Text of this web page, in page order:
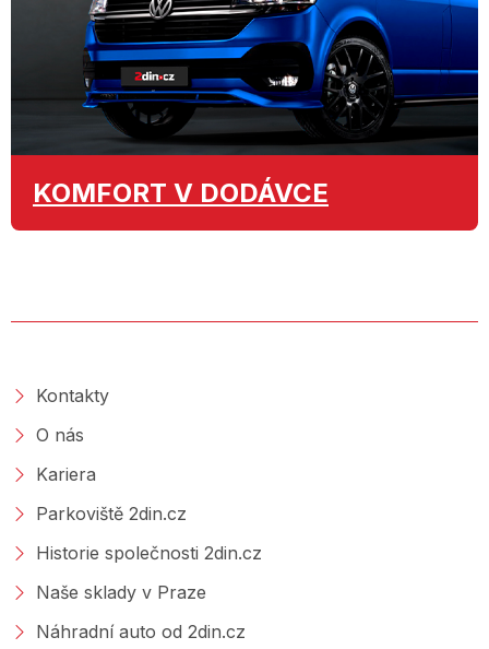
KOMFORT V DODÁVCE
Kontakty
O nás
Kariera
Parkoviště 2din.cz
Historie společnosti 2din.cz
Naše sklady v Praze
Náhradní auto od 2din.cz